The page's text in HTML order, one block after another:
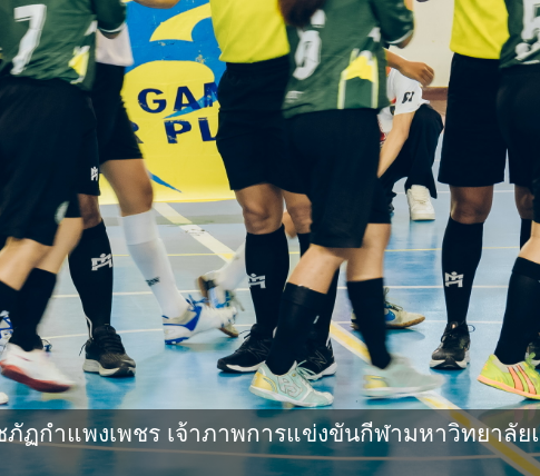
กำแพงเพชร เจ้าภาพการแข่งขันกีฬามหาวิทยาลัย